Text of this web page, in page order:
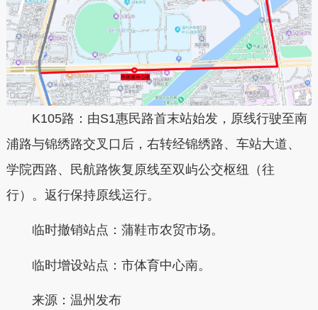
K105路：由S1惠民路首末站始发，原线行驶至南
浦路与锦绣路交叉口后，右转经锦绣路、车站大道、
学院西路、民航路恢复原线至双屿公交枢纽（往
行）。返行保持原线运行。
临时撤销站点：蒲鞋市农贸市场。
临时增设站点：市体育中心南。
来源：温州发布